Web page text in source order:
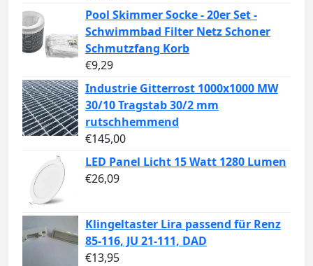
Pool Skimmer Socke - 20er Set -
Schwimmbad Filter Netz Schoner
Schmutzfang Korb
€9,29
Industrie Gitterrost 1000x1000 MW
30/10 Tragstab 30/2 mm
rutschhemmend
€145,00
LED Panel Licht 15 Watt 1280 Lumen
€26,09
Klingeltaster Lira passend für Renz
85-116, JU 21-111, DAD
€13,95